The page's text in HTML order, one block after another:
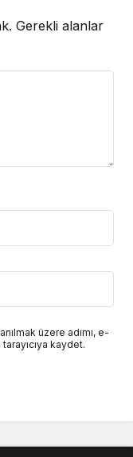
Gerekli alanlar
üzere adımı, e-
kaydet.